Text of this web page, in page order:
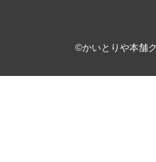
©かいとりや本舗